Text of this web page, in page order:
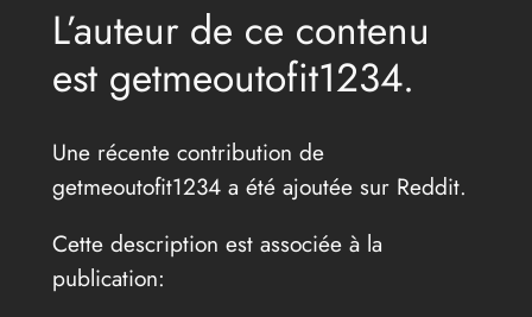
L’auteur de ce contenu
est getmeoutofit1234.
Une récente contribution de
getmeoutofit1234 a été ajoutée sur Reddit.
Cette description est associée à la
publication: